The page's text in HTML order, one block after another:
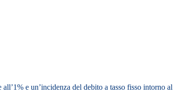
e un’incidenza del debito a tasso fisso intorno al